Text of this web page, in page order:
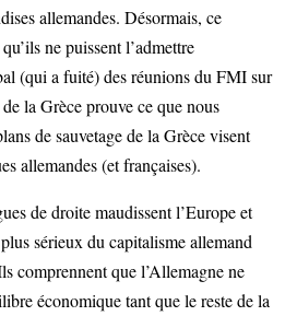
allemandes. Désormais, ce
ne puissent l’admettre
(qui a fuité) des réunions du FMI sur
la Grèce prouve ce que nous
de sauvetage de la Grèce visent
allemandes (et françaises).
de droite maudissent l’Europe et
sérieux du capitalisme allemand
comprennent que l’Allemagne ne
économique tant que le reste de la